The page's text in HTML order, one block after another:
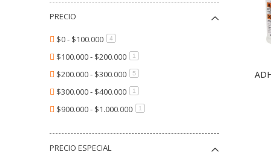
CUBIERTAS
CONFIAD
CORIAN
DECORACIÓN HOGAR
CUBRE RADIADORES
PRODUCTOS DESTACADOS CONFIAD
FLASH SALE
CYBER SCHOCK
PRECIO
$0 - $100.000 4
$100.000 - $200.000 1
$200.000 - $300.000 5artículo
$300.000 - $400.000 1
$900.000 - $1.000.000 1
PRECIO ESPECIAL